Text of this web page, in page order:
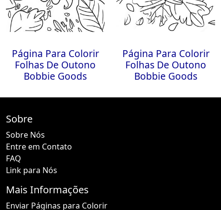
Página Para Colorir
Folhas De Outono
Bobbie Goods
Página Para Colorir
Folhas De Outono
Bobbie Goods
Sobre
Sobre Nós
Entre em Contato
FAQ
Link para Nós
Mais Informações
Enviar Páginas para Colorir